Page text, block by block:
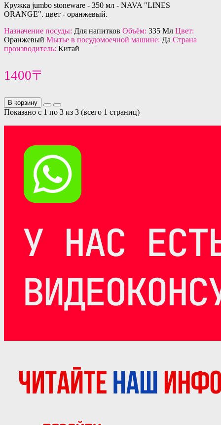
Кружка jumbo stoneware - 350 мл - NAVA "LINES
ORANGE". цвет - оранжевый.
Назначение посуды: Для напитков Объём: 335 Мл Цвет:
Оранжевый Мытье в посудомоечной машине: Да Страна
производитель: Китай
1400〒
В корзину
Показано с 1 по 3 из 3 (всего 1 страниц)